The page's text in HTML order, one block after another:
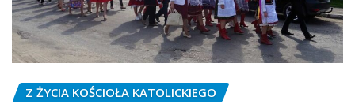
Z ŻYCIA KOŚCIOŁA KATOLICKIEGO